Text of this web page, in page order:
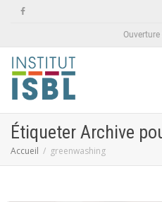
Étiqueter Archive
Accueil greenwashing